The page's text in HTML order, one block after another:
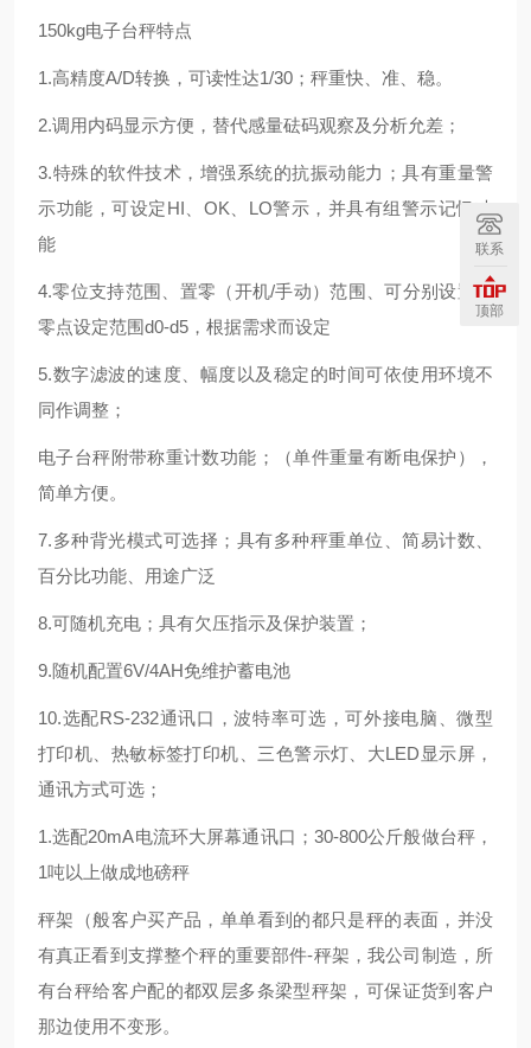
150kg电子台秤特点
1.高精度A/D转换，可读性达1/30；秤重快、准、稳。
2.调用内码显示方便，替代感量砝码观察及分析允差；
3.特殊的软件技术，增强系统的抗振动能力；具有重量警
示功能，可设定HI、OK、LO警示，并具有组警示记忆功
能
4.零位支持范围、置零（开机/手动）范围、可分别设置；
零点设定范围d0-d5，根据需求而设定
5.数字滤波的速度、幅度以及稳定的时间可依使用环境不
同作调整；
电子台秤附带称重计数功能；（单件重量有断电保护），
简单方便。
7.多种背光模式可选择；具有多种秤重单位、简易计数、
百分比功能、用途广泛
8.可随机充电；具有欠压指示及保护装置；
9.随机配置6V/4AH免维护蓄电池
10.选配RS-232通讯口，波特率可选，可外接电脑、微型
打印机、热敏标签打印机、三色警示灯、大LED显示屏，
通讯方式可选；
1.选配20mA电流环大屏幕通讯口；30-800公斤般做台秤，
1吨以上做成地磅秤
秤架（般客户买产品，单单看到的都只是秤的表面，并没
有真正看到支撑整个秤的重要部件-秤架，我公司制造，所
有台秤给客户配的都双层多条梁型秤架，可保证货到客户
那边使用不变形。
联系
顶部